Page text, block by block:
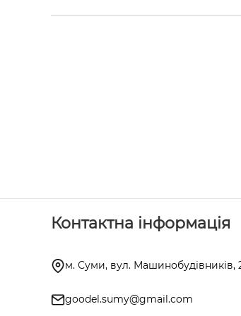
Контактна інформація
м. Суми, вул. Машинобудівників,
goodel.sumy@gmail.com